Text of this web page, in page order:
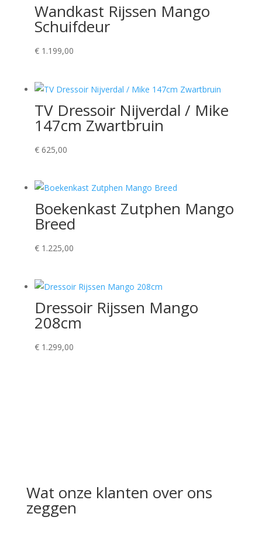
Wandkast Rijssen Mango
Schuifdeur
€1.199,00
TV Dressoir Nijverdal / Mike
147cm Zwartbruin
€625,00
Boekenkast Zutphen Mango
Breed
€1.225,00
Dressoir Rijssen Mango
208cm
€1.299,00
Wat onze klanten over ons
zeggen